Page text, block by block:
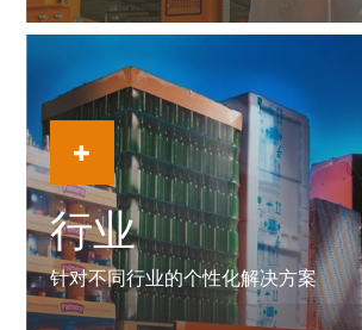
行业
针对不同行业的个性化解决方案